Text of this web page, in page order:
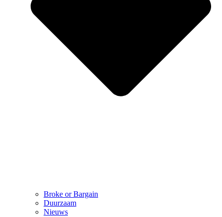
Broke or Bargain
Duurzaam
Nieuws